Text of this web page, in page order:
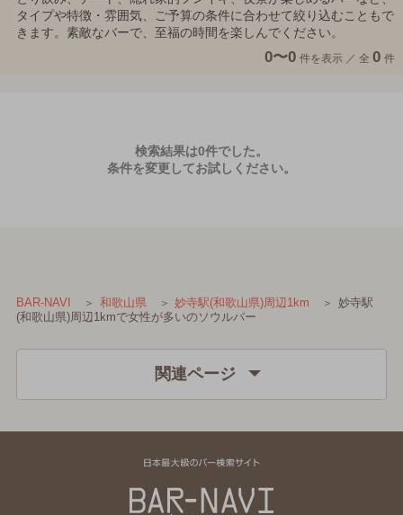
タイプや特徴・雰囲気、ご予算の条件に合わせて絞り込むこともで
きます。素敵なバーで、至福の時間を楽しんでください。
0〜0 件を表示 ／ 全 0 件
検索結果は0件でした。
条件を変更してお試しください。
BAR-NAVI 和歌山県 妙寺駅(和歌山県)周辺1km
妙寺駅
(和歌山県)周辺1kmで女性が多いのソウルバー
関連ページ